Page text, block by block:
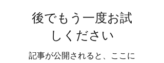
後でもう一度お試
しください
記事が公開されると、ここに